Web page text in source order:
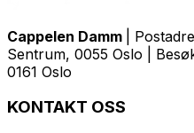
Cappelen Damm
|
Sentrum, 0055 Oslo |
0161 Oslo
KONTAKT OSS